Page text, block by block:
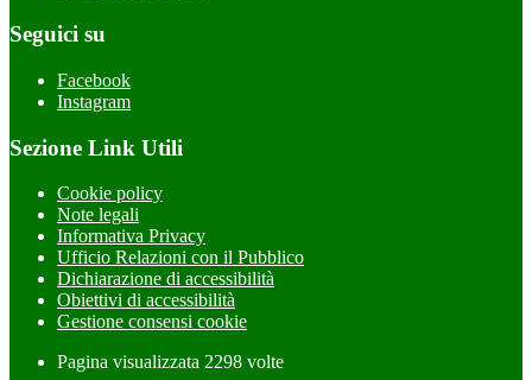
Seguici su
Facebook
Instagram
Sezione Link Utili
Cookie policy
Note legali
Informativa Privacy
Ufficio Relazioni con il Pubblico
Dichiarazione di accessibilità
Obiettivi di accessibilità
Gestione consensi cookie
Pagina visualizzata 2298 volte